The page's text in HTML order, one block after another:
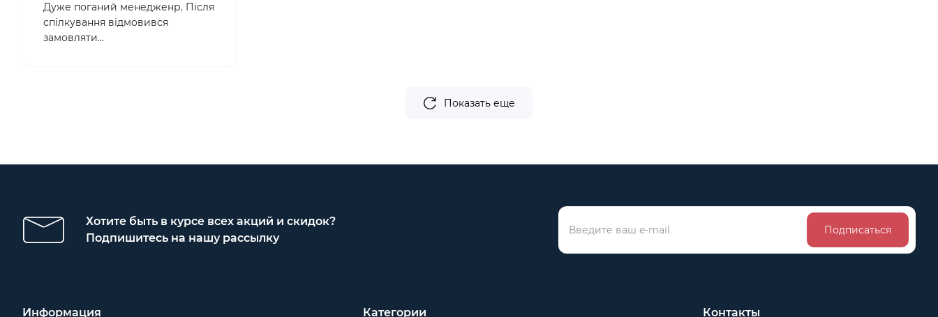
Дуже поганий менедженр. Після
спілкування відмовився
замовляти...
Показать еще
Хотите быть в курсе всех акций и скидок?
Подпишитесь на нашу рассылку
Подписаться
Информация Категории Контакты